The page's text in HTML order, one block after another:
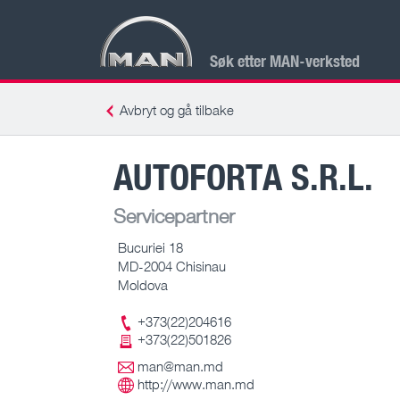
Søk etter MAN-verksted
Avbryt og gå tilbake
AUTOFORTA S.R.L.
Servicepartner
Bucuriei 18
MD-2004 Chisinau
Moldova
+373(22)204616
+373(22)501826
man@man.md
http://www.man.md